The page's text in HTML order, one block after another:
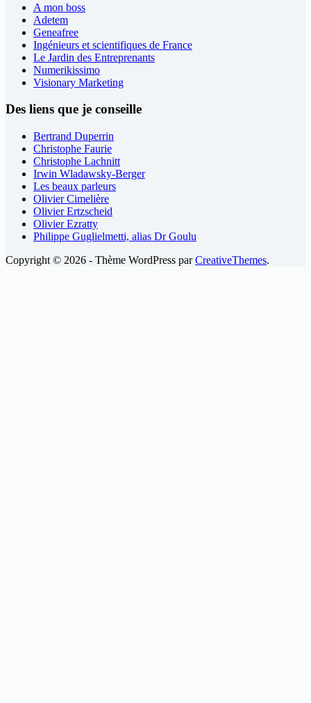
A mon boss
Adetem
Geneafree
Ingénieurs et scientifiques de France
Le Jardin des Entreprenants
Numerikissimo
Visionary Marketing
Des liens que je conseille
Bertrand Duperrin
Christophe Faurie
Christophe Lachnitt
Irwin Wladawsky-Berger
Les beaux parleurs
Olivier Cimelière
Olivier Ertzscheid
Olivier Ezratty
Philippe Guglielmetti, alias Dr Goulu
Copyright © 2026 - Thème WordPress parCreativeThemes.